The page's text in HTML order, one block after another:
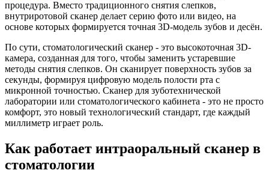
процедура. Вместо традиционного снятия слепков,
внутриротовой сканер делает серию фото или видео, на
основе которых формируется точная 3D-модель зубов и десён.
По сути, стоматологический сканер - это высокоточная 3D-
камера, созданная для того, чтобы заменить устаревшие
методы снятия слепков. Он сканирует поверхность зубов за
секунды, формируя цифровую модель полости рта с
микронной точностью. Сканер для зуботехнической
лаборатории или стоматологического кабинета - это не просто
комфорт, это новый технологический стандарт, где каждый
миллиметр играет роль.
Как работает интраоральный сканер в
стоматологии